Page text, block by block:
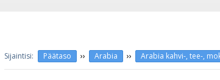
Päätaso ›› Arabia ›› Arabia kahvi-, tee-,